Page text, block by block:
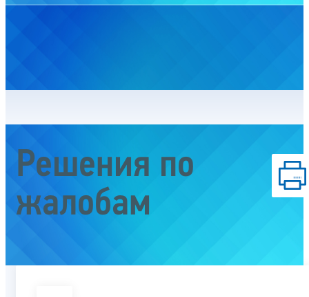
Решения по
жалобам